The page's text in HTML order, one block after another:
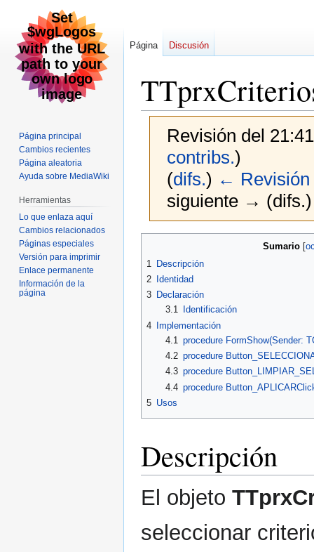
Revisión del
contribs.)
(difs.) ← Revisión
siguiente → (difs.)
Sumario
1
Descripción
2
Identidad
3 Declaración
3.1
Identificación
4 Implementación
4.1 procedure FormShow(Sender:
4.2 procedure
4.3 procedure
4.4 procedure
5 Usos
Descripción
El objeto
seleccionar
Página Discusión
Página principal
Cambios recientes
Página aleatoria
Ayuda sobre MediaWiki
Herramientas
Lo que enlaza aquí
Cambios relacionados
Páginas especiales
Versión para imprimir
Enlace permanente
Información de la
página